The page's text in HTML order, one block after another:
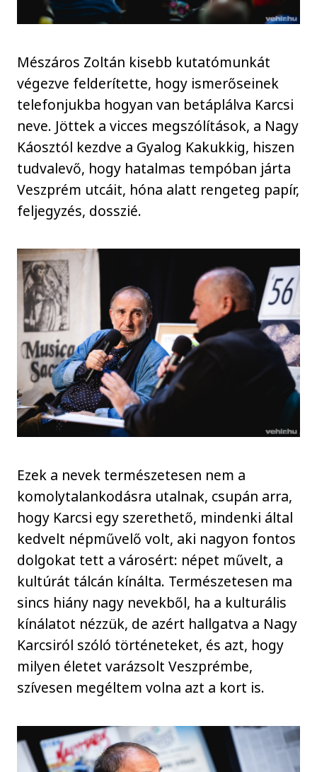
Mészáros Zoltán kisebb kutatómunkát
végezve felderítette, hogy ismerőseinek
telefonjukba hogyan van betáplálva Karcsi
neve. Jöttek a vicces megszólítások, a Nagy
Káosztól kezdve a Gyalog Kakukkig, hiszen
tudvalevő, hogy hatalmas tempóban járta
Veszprém utcáit, hóna alatt rengeteg papír,
feljegyzés, dosszié.
Ezek a nevek természetesen nem a
komolytalankodásra utalnak, csupán arra,
hogy Karcsi egy szerethető, mindenki által
kedvelt népművelő volt, aki nagyon fontos
dolgokat tett a városért: népet művelt, a
kultúrát tálcán kínálta. Természetesen ma
sincs hiány nagy nevekből, ha a kulturális
kínálatot nézzük, de azért hallgatva a Nagy
Karcsiról szóló történeteket, és azt, hogy
milyen életet varázsolt Veszprémbe,
szívesen megéltem volna azt a kort is.